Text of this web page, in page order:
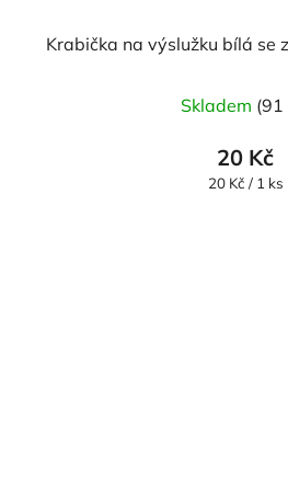
Krabička na výslužku bílá se
Skladem (91
20 Kč
Měrná
20 Kč / 1 ks